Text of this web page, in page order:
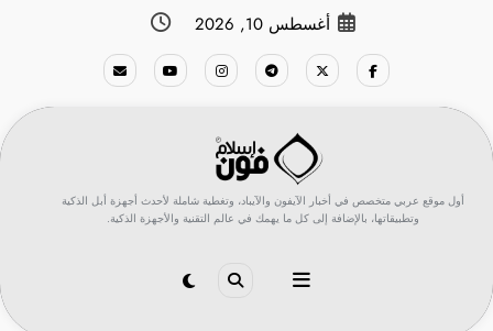
أغسطس 10, 2026
أول موقع عربي متخصص في أخبار الآيفون والآيباد، وتغطية شاملة لأحدث أجهزة أبل الذكية
وتطبيقاتها، بالإضافة إلى كل ما يهمك في عالم التقنية والأجهزة الذكية.